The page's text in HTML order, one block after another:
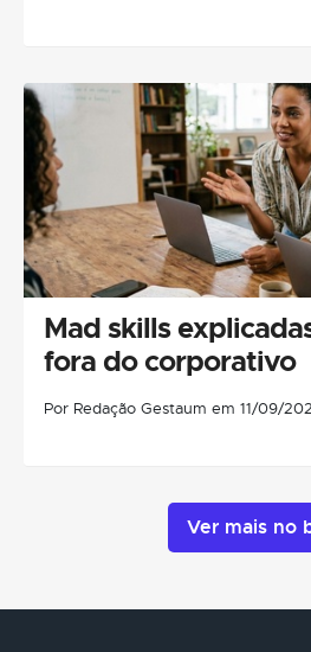
Mad skills
fora do corporativo
Por Redação Gestaum em 11/09/
Ver mais no